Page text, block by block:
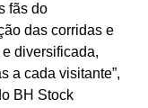
fãs do
das corridas e
diversificada,
a cada visitante”,
BH Stock